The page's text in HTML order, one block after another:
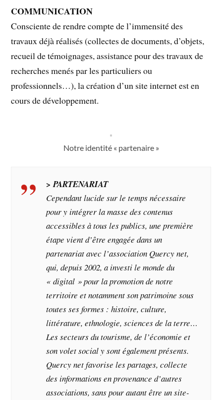
COMMUNICATION
Consciente de rendre compte de l’immensité des
travaux déjà réalisés (collectes de documents, d’objets,
recueil de témoignages, assistance pour des travaux de
recherches menés par les particuliers ou
professionnels…), la création d’un site internet est en
cours de développement.
Notre identité « partenaire »
> PARTENARIAT
Cependant lucide sur le temps nécessaire
pour y intégrer la masse des contenus
accessibles à tous les publics, une première
étape vient d’être engagée dans un
partenariat avec l’association Quercy net,
qui, depuis 2002, a investi le monde du
« digital » pour la promotion de notre
territoire et notamment son patrimoine sous
toutes ses formes : histoire, culture,
littérature, ethnologie, sciences de la terre…
Les secteurs du tourisme, de l’économie et
son volet social y sont également présents.
Quercy net favorise les partages, collecte
des informations en provenance d’autres
associations, sans pour autant être un site-